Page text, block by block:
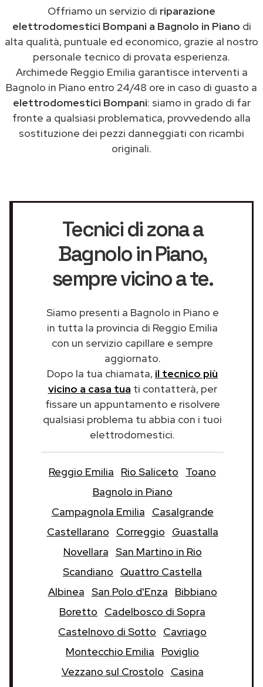
Offriamo un servizio di riparazione
elettrodomestici Bompani a Bagnolo in Piano di
alta qualità, puntuale ed economico, grazie al nostro
personale tecnico di provata esperienza.
Archimede Reggio Emilia garantisce interventi a
Bagnolo in Piano entro 24/48 ore in caso di guasto a
elettrodomestici Bompani: siamo in grado di far
fronte a qualsiasi problematica, provvedendo alla
sostituzione dei pezzi danneggiati con ricambi
originali.
Tecnici di zona a
Bagnolo in Piano,
sempre vicino a te.
Siamo presenti a Bagnolo in Piano e
in tutta la provincia di Reggio Emilia
con un servizio capillare e sempre
aggiornato.
Dopo la tua chiamata, il tecnico più
vicino a casa tua ti contatterà, per
fissare un appuntamento e risolvere
qualsiasi problema tu abbia con i tuoi
elettrodomestici.
Reggio Emilia Rio Saliceto
Toano
Bagnolo in Piano
Campagnola Emilia
Casalgrande
Castellarano
Correggio
Guastalla
Novellara San Martino in Rio
Scandiano
Quattro Castella
Albinea San Polo d'Enza
Bibbiano
Boretto
Cadelbosco di Sopra
Castelnovo di Sotto
Cavriago
Montecchio Emilia
Poviglio
Vezzano sul Crostolo
Casina